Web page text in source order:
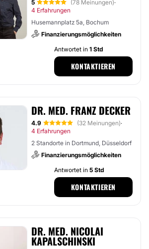
5 (78 Meinungen)·
4 Erfahrungen
Husemannplatz 5a, Bochum
Finanzierungsmöglichkeiten
Antwortet in 1 Std
KONTAKTIEREN
DR. MED. FRANZ DECKER
4.9 (32 Meinungen)·
4 Erfahrungen
2 Standorte in Dortmund, Düsseldorf
Finanzierungsmöglichkeiten
Antwortet in 5 Std
KONTAKTIEREN
DR. MED. NICOLAI
KAPALSCHINSKI